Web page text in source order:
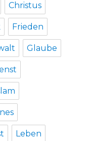
Christus
Frieden
Glaube
Leben